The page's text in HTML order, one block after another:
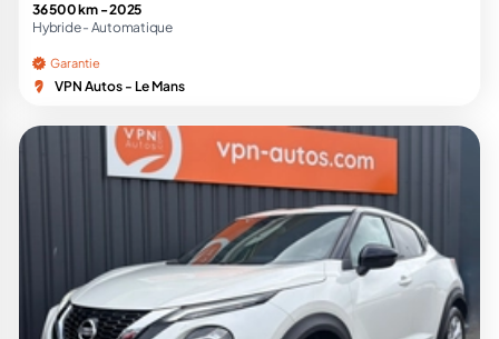
36 500 km -2025
Hybride - Automatique
Garantie
VPN Autos - Le Mans